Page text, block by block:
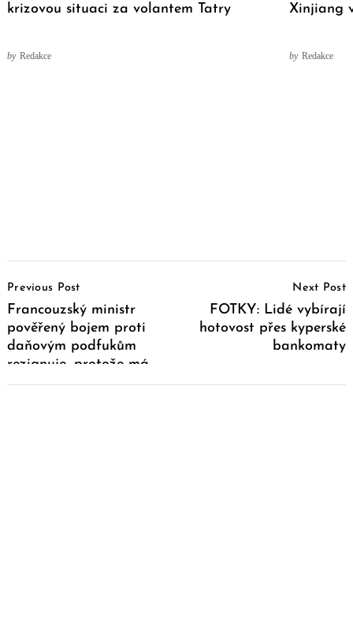
krizovou situaci za volantem Tatry
by Redakce
Xinjiang
by Redakce
Navigation
Previous Post
Francouzský ministr
pověřený bojem proti
daňovým podfukům
rezignuje, protože má
tajné švýcarské konto
Next Post
FOTKY: Lidé vybírají
hotovost přes kyperské
bankomaty